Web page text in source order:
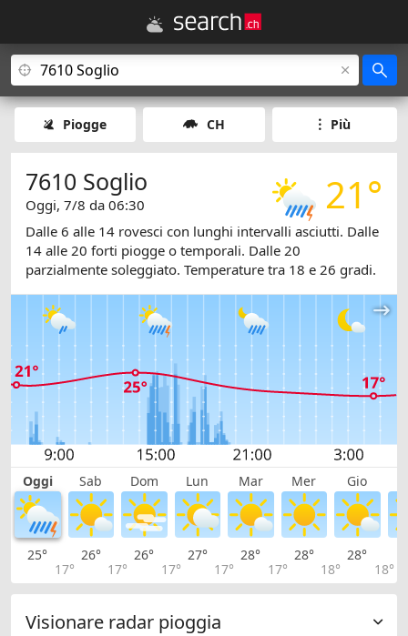
Piogge CH Più
21°
7610 Soglio
Oggi, 7/8 da 06:30
Dalle 6 alle 14 rovesci con lunghi intervalli asciutti. Dalle
14 alle 20 forti piogge o temporali. Dalle 20
parzialmente soleggiato. Temperature tra 18 e 26 gradi.
Oggi Sab Dom Lun Mar Mer Gio
25°
17°
26°
17°
26°
17°
27°
17°
28°
17°
28°
18°
28°
18°
Visionare radar pioggia